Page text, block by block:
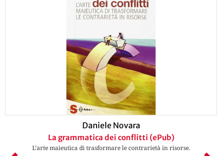
Daniele Novara
La grammatica dei conflitti (ePub)
L’arte maieutica di trasformare le contrarietà in risorse.